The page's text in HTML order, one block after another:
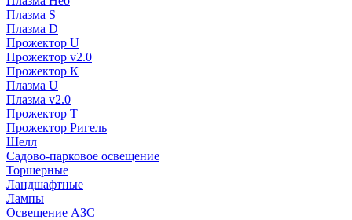
Плазма S
Плазма D
Прожектор U
Прожектор v2.0
Прожектор К
Плазма U
Плазма v2.0
Прожектор Т
Прожектор Ригель
Шелл
Садово-парковое освещение
Торшерные
Ландшафтные
Лампы
Освещение АЗС